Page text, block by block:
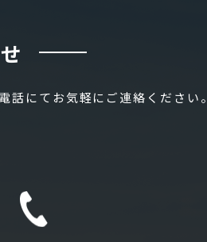
にてお気軽にご連絡ください。